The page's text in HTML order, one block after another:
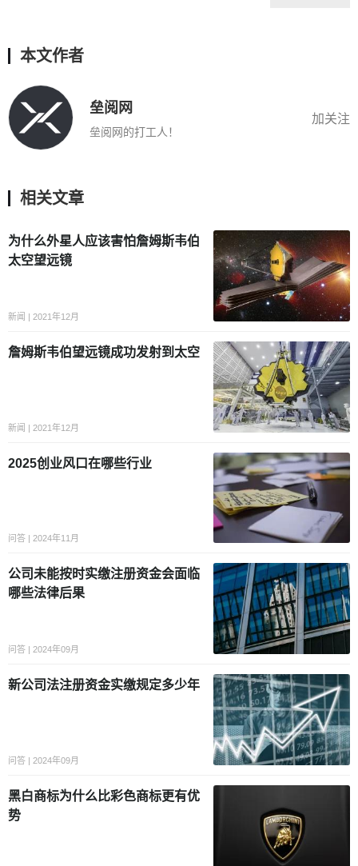
本文作者
垒阅网
垒阅网的打工人！
加关注
相关文章
为什么外星人应该害怕詹姆斯韦伯
太空望远镜
新闻 | 2021年12月
詹姆斯韦伯望远镜成功发射到太空
新闻 | 2021年12月
2025创业风口在哪些行业
问答 | 2024年11月
公司未能按时实缴注册资金会面临
哪些法律后果
问答 | 2024年09月
新公司法注册资金实缴规定多少年
问答 | 2024年09月
黑白商标为什么比彩色商标更有优
势